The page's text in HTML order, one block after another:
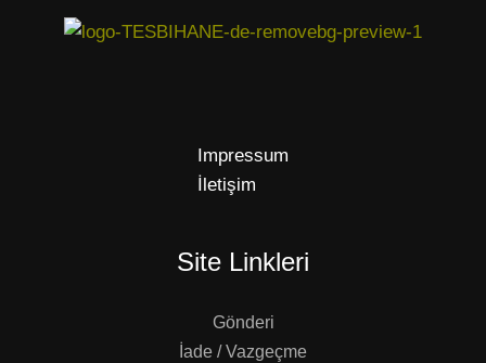
Impressum
İletişim
Site Linkleri
Gönderi
İade / Vazgeçme